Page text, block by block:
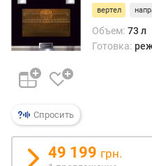
и
я
(
В
Спросить
вертел
Объем: 73 л
Готовка:
49 199 грн.